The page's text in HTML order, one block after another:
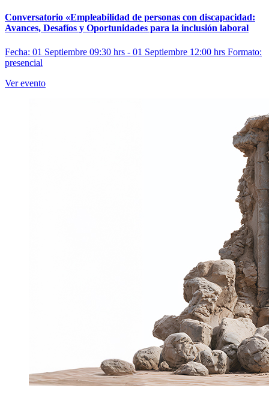
Conversatorio «Empleabilidad de personas con discapacidad:
Avances, Desafíos y Oportunidades para la inclusión laboral
Fecha: 01 Septiembre 09:30 hrs - 01 Septiembre 12:00 hrs Formato:
presencial
Ver evento